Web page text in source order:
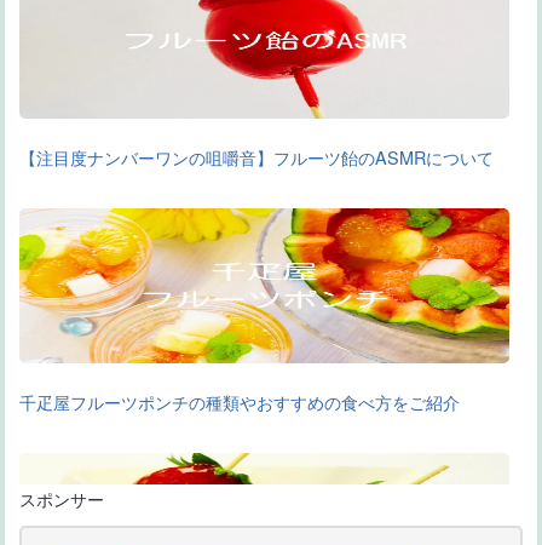
【注目度ナンバーワンの咀嚼音】フルーツ飴のASMRについて
千疋屋フルーツポンチの種類やおすすめの食べ方をご紹介
スポンサー